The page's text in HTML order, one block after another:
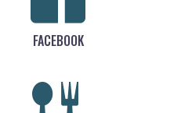
FACEBOOK